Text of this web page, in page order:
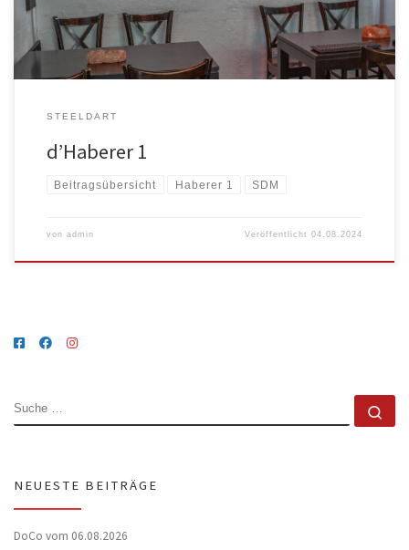
STEELDART
d’Haberer 1
Beitragsübersicht Haberer 1 SDM
von admin Veröffentlicht04.08.2024
SUCHE
NEUESTE BEITRÄGE
DoCo vom 06.08.2026